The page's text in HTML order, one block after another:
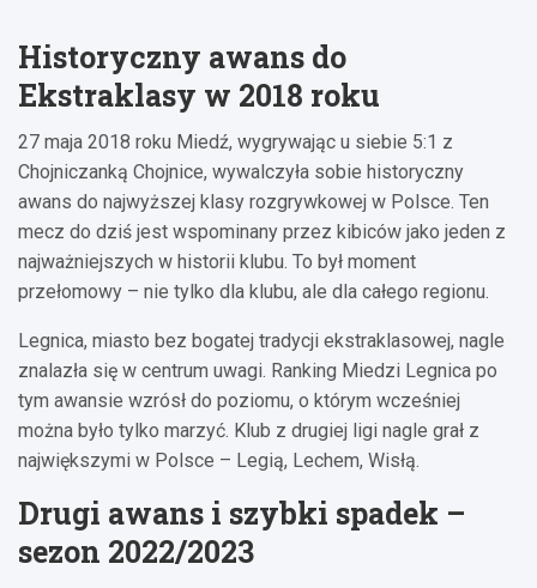
Historyczny awans do
Ekstraklasy w 2018 roku
27 maja 2018 roku Miedź, wygrywając u siebie 5:1 z
Chojniczanką Chojnice, wywalczyła sobie historyczny
awans do najwyższej klasy rozgrywkowej w Polsce. Ten
mecz do dziś jest wspominany przez kibiców jako jeden z
najważniejszych w historii klubu. To był moment
przełomowy – nie tylko dla klubu, ale dla całego regionu.
Legnica, miasto bez bogatej tradycji ekstraklasowej, nagle
znalazła się w centrum uwagi. Ranking Miedzi Legnica po
tym awansie wzrósł do poziomu, o którym wcześniej
można było tylko marzyć. Klub z drugiej ligi nagle grał z
największymi w Polsce – Legią, Lechem, Wisłą.
Drugi awans i szybki spadek –
sezon 2022/2023